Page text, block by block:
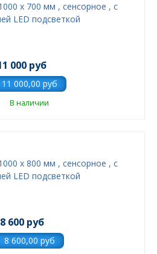
х 700 мм , сенсорное , с
LED подсветкой
000 руб
В наличии
х 800 мм , сенсорное , с
LED подсветкой
8 600 руб